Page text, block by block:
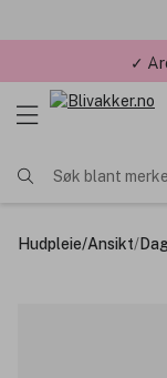
✓
Søk blant
Hudpleie/Ansikt/